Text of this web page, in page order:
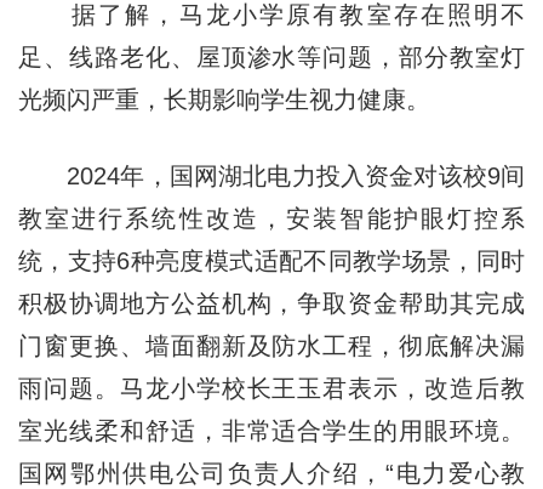
据了解，马龙小学原有教室存在照明不
足、线路老化、屋顶渗水等问题，部分教室灯
光频闪严重，长期影响学生视力健康。
2024年，国网湖北电力投入资金对该校9间
教室进行系统性改造，安装智能护眼灯控系
统，支持6种亮度模式适配不同教学场景，同时
积极协调地方公益机构，争取资金帮助其完成
门窗更换、墙面翻新及防水工程，彻底解决漏
雨问题。马龙小学校长王玉君表示，改造后教
室光线柔和舒适，非常适合学生的用眼环境。
国网鄂州供电公司负责人介绍，“电力爱心教